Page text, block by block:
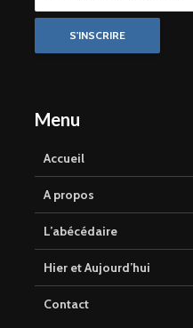
Menu
Accueil
A propos
L’abécédaire
Hier et Aujourd’hui
Contact